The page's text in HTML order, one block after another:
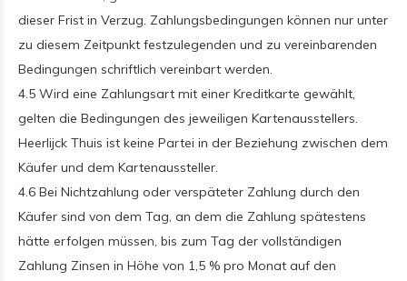
dieser Frist in Verzug. Zahlungsbedingungen können nur unter
zu diesem Zeitpunkt festzulegenden und zu vereinbarenden
Bedingungen schriftlich vereinbart werden.
4.5 Wird eine Zahlungsart mit einer Kreditkarte gewählt,
gelten die Bedingungen des jeweiligen Kartenausstellers.
Heerlijck Thuis ist keine Partei in der Beziehung zwischen dem
Käufer und dem Kartenaussteller.
4.6 Bei Nichtzahlung oder verspäteter Zahlung durch den
Käufer sind von dem Tag, an dem die Zahlung spätestens
hätte erfolgen müssen, bis zum Tag der vollständigen
Zahlung Zinsen in Höhe von 1,5 % pro Monat auf den